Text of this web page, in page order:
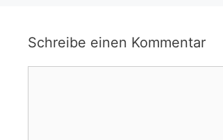
Schreibe einen Kommentar